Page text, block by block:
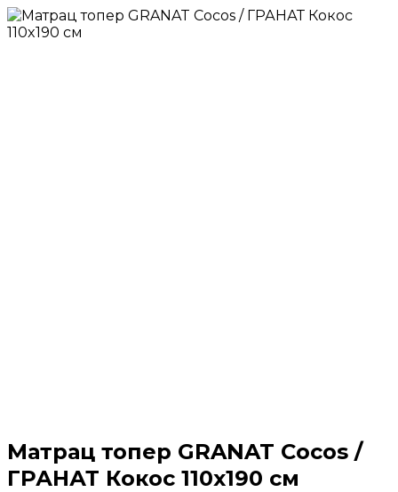
Матрац топер GRANAT Cocos /
ГРАНАТ Кокос 110x190 см